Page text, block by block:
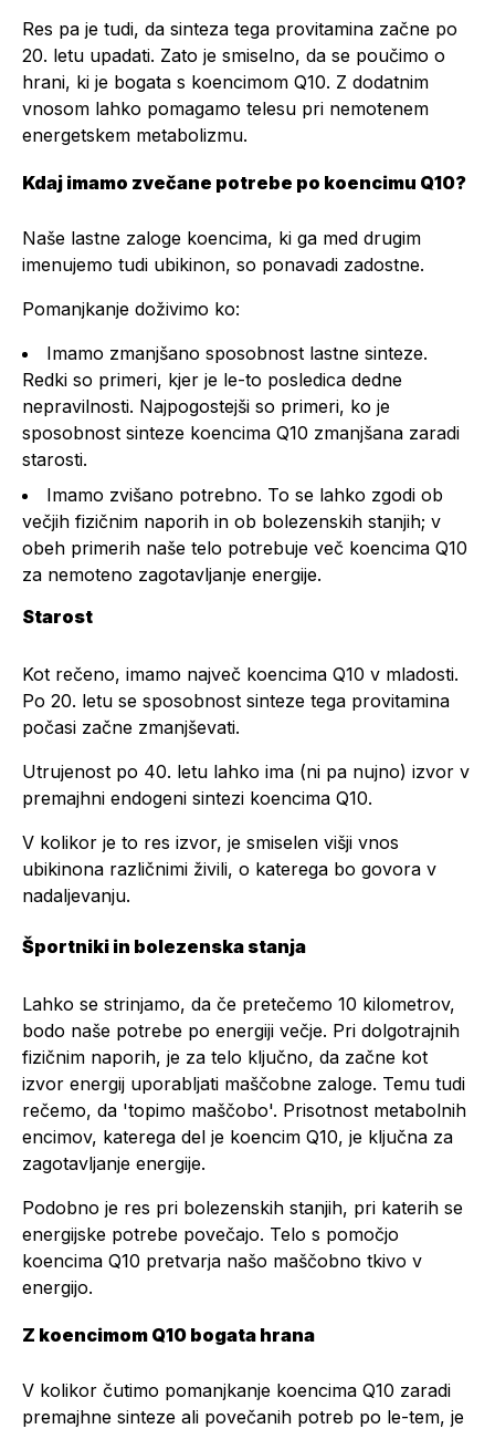
Res pa je tudi, da sinteza tega provitamina začne po
20. letu upadati. Zato je smiselno, da se poučimo o
hrani, ki je bogata s koencimom Q10. Z dodatnim
vnosom lahko pomagamo telesu pri nemotenem
energetskem metabolizmu.
Kdaj imamo zvečane potrebe po koencimu Q10?
Naše lastne zaloge koencima, ki ga med drugim
imenujemo tudi ubikinon, so ponavadi zadostne.
Pomanjkanje doživimo ko:
Imamo zmanjšano sposobnost lastne sinteze.
Redki so primeri, kjer je le-to posledica dedne
nepravilnosti. Najpogostejši so primeri, ko je
sposobnost sinteze koencima Q10 zmanjšana zaradi
starosti.
Imamo zvišano potrebno. To se lahko zgodi ob
večjih fizičnim naporih in ob bolezenskih stanjih; v
obeh primerih naše telo potrebuje več koencima Q10
za nemoteno zagotavljanje energije.
Starost
Kot rečeno, imamo največ koencima Q10 v mladosti.
Po 20. letu se sposobnost sinteze tega provitamina
počasi začne zmanjševati.
Utrujenost po 40. letu lahko ima (ni pa nujno) izvor v
premajhni endogeni sintezi koencima Q10.
V kolikor je to res izvor, je smiselen višji vnos
ubikinona različnimi živili, o katerega bo govora v
nadaljevanju.
Športniki in bolezenska stanja
Lahko se strinjamo, da če pretečemo 10 kilometrov,
bodo naše potrebe po energiji večje. Pri dolgotrajnih
fizičnim naporih, je za telo ključno, da začne kot
izvor energij uporabljati maščobne zaloge. Temu tudi
rečemo, da 'topimo maščobo'. Prisotnost metabolnih
encimov, katerega del je koencim Q10, je ključna za
zagotavljanje energije.
Podobno je res pri bolezenskih stanjih, pri katerih se
energijske potrebe povečajo. Telo s pomočjo
koencima Q10 pretvarja našo maščobno tkivo v
energijo.
Z koencimom Q10 bogata hrana
V kolikor čutimo pomanjkanje koencima Q10 zaradi
premajhne sinteze ali povečanih potreb po le-tem, je